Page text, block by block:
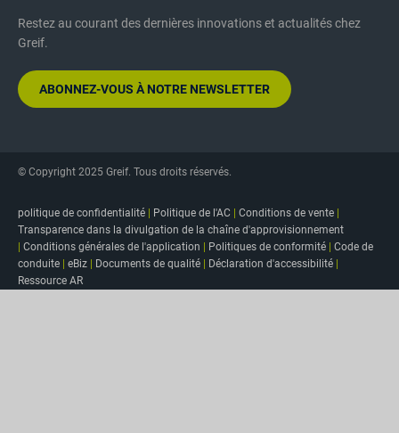
Restez au courant des dernières innovations et actualités chez
Greif.
ABONNEZ-VOUS À NOTRE NEWSLETTER
© Copyright 2025 Greif. Tous droits réservés.
politique de confidentialité | Politique de l'AC | Conditions de vente |
Transparence dans la divulgation de la chaîne d'approvisionnement
| Conditions générales de l'application | Politiques de conformité | Code de
conduite | eBiz | Documents de qualité | Déclaration d'accessibilité |
Ressource AR